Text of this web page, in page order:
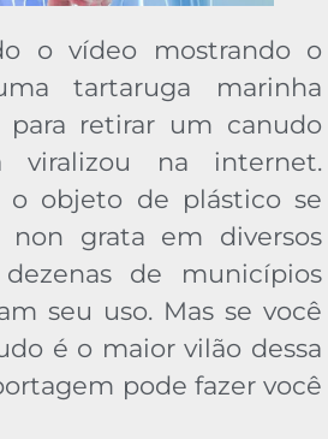
o vídeo mostrando o
tartaruga marinha
para retirar um canudo
viralizou na internet.
o objeto de plástico se
non grata em diversos
de municípios
seu uso. Mas se você
é o maior vilão dessa
pode fazer você